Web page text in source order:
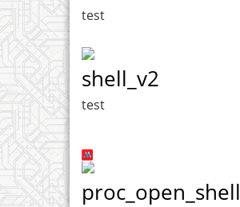
test
shell_v2
test
proc_open_shell